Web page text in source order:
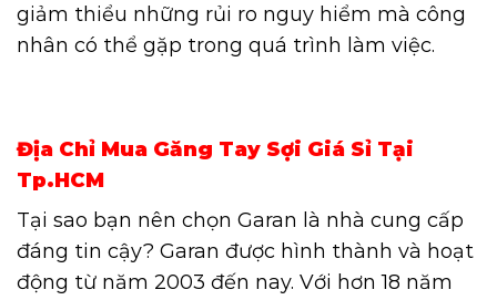
giảm thiểu những rủi ro nguy hiểm mà công
nhân có thể gặp trong quá trình làm việc.
Địa Chỉ Mua Găng Tay Sợi Giá Sỉ Tại
Tp.HCM
Tại sao bạn nên chọn Garan là nhà cung cấp
đáng tin cậy? Garan được hình thành và hoạt
động từ năm 2003 đến nay. Với hơn 18 năm